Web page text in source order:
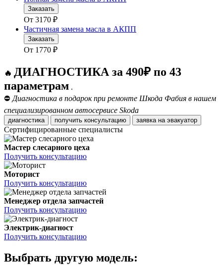
Заказать
От 3170 ₽
Частичная замена масла в АКПП
Заказать
От 1770 ₽
🔥 ДИАГНОСТИКА за 490₽ по 43
параметрам .
⛔ Диагностика в подарок при ремонте Шкода Фабия в нашем
специализированном автосервисе Skoda
диагностика получить консультацию заявка на эвакуатор
Сертифицированные специалисты
Мастер слесарного цеха
Получить консультацию
Моторист
Получить консультацию
Менеджер отдела запчастей
Получить консультацию
Электрик-диагност
Получить консультацию
Выбрать другую модель: